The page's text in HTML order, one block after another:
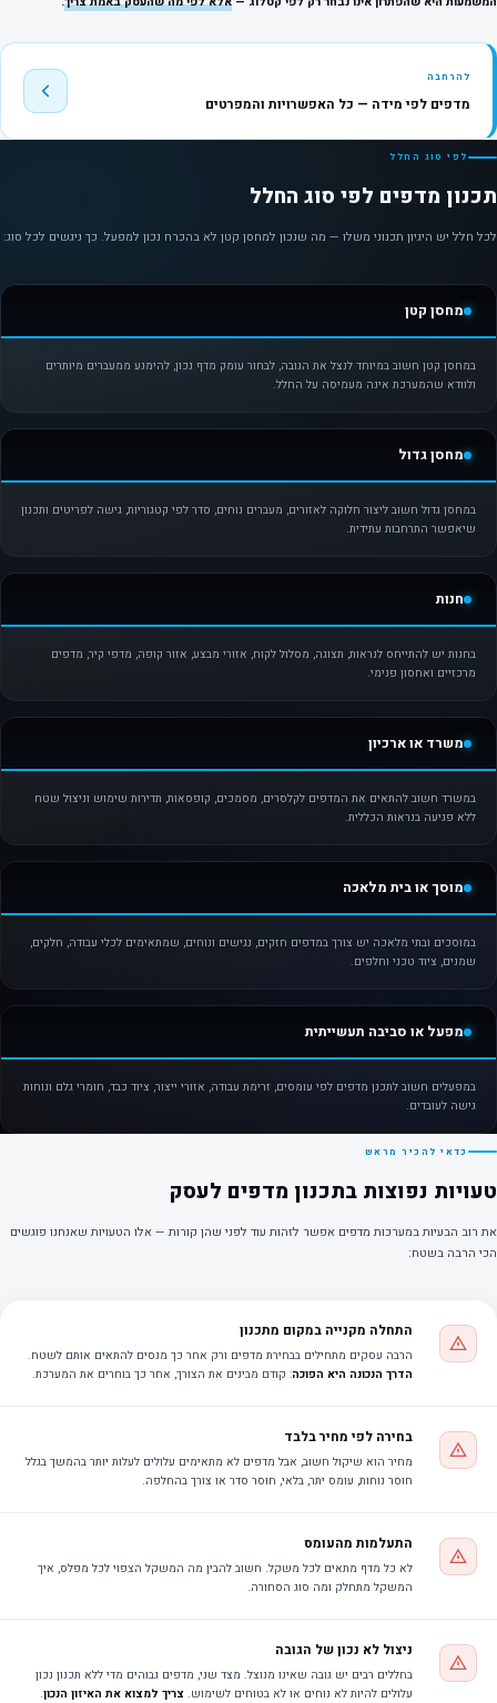
להרחבה
מדפים לפי מידה — כל האפשרויות והמפרטים
לפי סוג החלל
תכנון מדפים לפי סוג החלל
לכל חלל יש היגיון תכנוני משלו — מה שנכון למחסן קטן לא בהכרח נכון למפעל. כך ניגשים לכל סוג:
מחסן קטן
במחסן קטן חשוב במיוחד לנצל את הגובה, לבחור עומק מדף נכון, להימנע ממעברים מיותרים
ולוודא שהמערכת אינה מעמיסה על החלל.
מחסן גדול
במחסן גדול חשוב ליצור חלוקה לאזורים, מעברים נוחים, סדר לפי קטגוריות, גישה לפריטים ותכנון
שיאפשר התרחבות עתידית.
חנות
בחנות יש להתייחס לנראות, תצוגה, מסלול לקוח, אזורי מבצע, אזור קופה, מדפי קיר, מדפים
מרכזיים ואחסון פנימי.
משרד או ארכיון
במשרד חשוב להתאים את המדפים לקלסרים, מסמכים, קופסאות, תדירות שימוש וניצול שטח
ללא פגיעה בנראות הכללית.
מוסך או בית מלאכה
במוסכים ובתי מלאכה יש צורך במדפים חזקים, נגישים ונוחים, שמתאימים לכלי עבודה, חלקים,
שמנים, ציוד טכני וחלפים.
מפעל או סביבה תעשייתית
במפעלים חשוב לתכנן מדפים לפי עומסים, זרימת עבודה, אזורי ייצור, ציוד כבד, חומרי גלם ונוחות
גישה לעובדים.
כדאי להכיר מראש
טעויות נפוצות בתכנון מדפים לעסק
את רוב הבעיות במערכות מדפים אפשר לזהות עוד לפני שהן קורות — אלו הטעויות שאנחנו פוגשים
הכי הרבה בשטח:
התחלה מקנייה במקום מתכנון
הרבה עסקים מתחילים בבחירת מדפים ורק אחר כך מנסים להתאים אותם לשטח.
הדרך הנכונה היא הפוכה: קודם מבינים את הצורך, אחר כך בוחרים את המערכת.
בחירה לפי מחיר בלבד
מחיר הוא שיקול חשוב, אבל מדפים לא מתאימים עלולים לעלות יותר בהמשך בגלל
חוסר נוחות, עומס יתר, בלאי, חוסר סדר או צורך בהחלפה.
התעלמות מהעומס
לא כל מדף מתאים לכל משקל. חשוב להבין מה המשקל הצפוי לכל מפלס, איך
המשקל מתחלק ומה סוג הסחורה.
ניצול לא נכון של הגובה
בחללים רבים יש גובה שאינו מנוצל. מצד שני, מדפים גבוהים מדי ללא תכנון נכון
עלולים להיות לא נוחים או לא בטוחים לשימוש. צריך למצוא את האיזון הנכון.